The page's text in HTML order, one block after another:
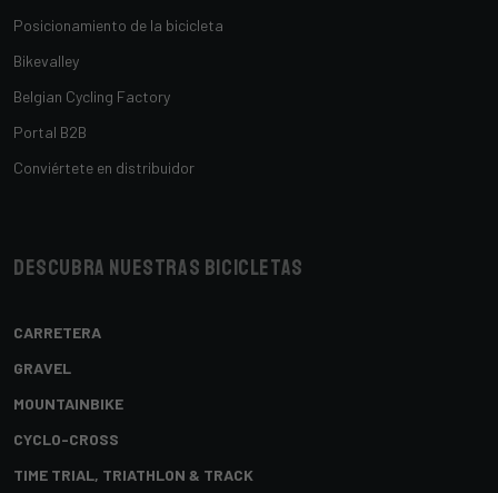
Posicionamiento de la bicicleta
Bikevalley
Belgian Cycling Factory
Portal B2B
Conviértete en distribuidor
Descubra nuestras bicicletas
CARRETERA
GRAVEL
MOUNTAINBIKE
CYCLO-CROSS
TIME TRIAL, TRIATHLON & TRACK